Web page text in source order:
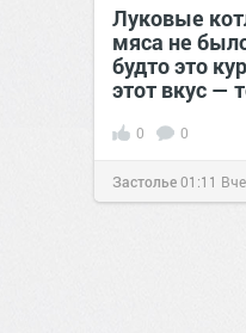
Луковые
мяса не
будто это
этот вкус —
0 0
Застолье01:11